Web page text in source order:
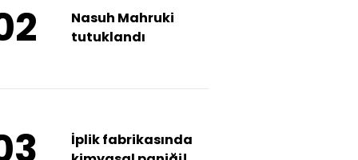
Nasuh Mahruki
tutuklandı
İplik fabrikasında